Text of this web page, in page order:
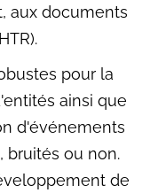
aux documents
pour la
ainsi que
d'événements
bruités ou non.
de